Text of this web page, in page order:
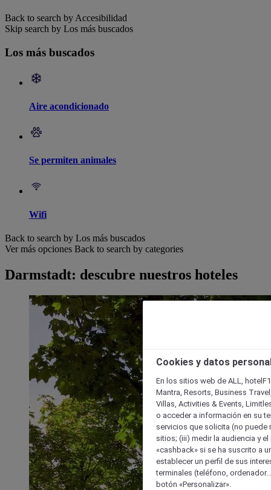
Back to search by Accesibilidad
Skip search by Los más buscados
Los más buscados
Aire acondicionado
Se permiten animales
Wifi
Back to search by Los más buscados
Ver más opciones Back to search by categories
Darmstadt: descubre nuestros hoteles
Cookies y datos
En los sitios web de ALL,
Mantra, Resorts, Business
Villas, Activities & Events,
o acceder a información en su
servicios que solicita (no puede
sitios; (iii) medir la audiencia y
«cashback» si se ha suscrito a
establecer un perfil de sus
terminales (teléfono,
botón «Personalizar».